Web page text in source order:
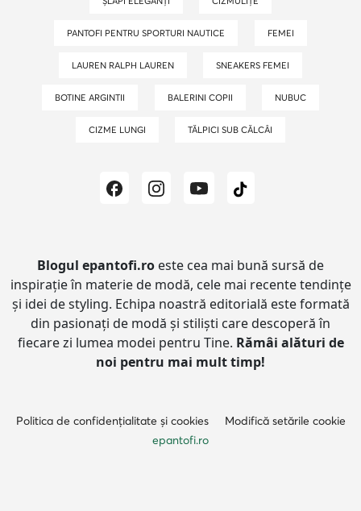
PANTOFI PENTRU SPORTURI NAUTICE FEMEI
LAUREN RALPH LAUREN SNEAKERS FEMEI
BOTINE ARGINTII BALERINI COPII NUBUC
CIZME LUNGI TĂLPICI SUB CĂLCÂI
Blogul epantofi.ro este cea mai bună sursă de
inspirație în materie de modă, cele mai recente tendințe
și idei de styling. Echipa noastră editorială este formată
din pasionați de modă și stiliști care descoperă în
fiecare zi lumea modei pentru Tine. Rămâi alături de
noi pentru mai mult timp!
Politica de confidențialitate și cookies
Modifică setările cookie
epantofi.ro